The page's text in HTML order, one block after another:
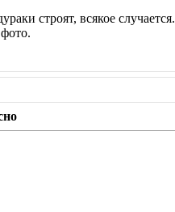
строят, всякое случается.